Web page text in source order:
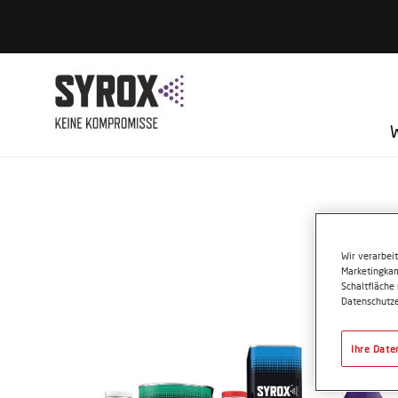
Wir
Schaltfläche
Ihre